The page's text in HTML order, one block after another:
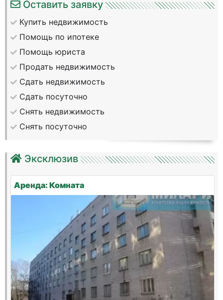
Оставить заявку
Купить недвижимость
Помощь по ипотеке
Помощь юриста
Продать недвижимость
Сдать недвижимость
Сдать посуточно
Снять недвижимость
Снять посуточно
Эксклюзив
Аренда: Комната